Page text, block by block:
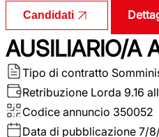
Candidati
AUSILIARIO/A
Tipo di contratto
Retribuzione Lorda 9.16
Codice annuncio 350052
Data di pubblicazione 7/